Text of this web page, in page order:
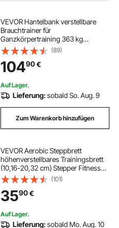
VEVOR Hantelbank verstellbare
Brauchtrainer für
Ganzkörpertraining 363 kg
belastbar), Sit-up-Trainingsbank
Fitness Bank Flachbank mit it
Beinstrecker, Preacher-Polster,
schnelle Einstellung
(89)
10490€
Auf Lager.
Lieferung:sobald So. Aug. 9
Zum Warenkorb hinzufügen
VEVOR Aerobic Steppbrett
höhenverstellbares Trainingsbrett
(10,16-20,32 cm) Stepper Fitness
mit 250 kg Tragfähigkeit rutschfeste
Oberflächenbank für Heim-
Fitnessstudio Cardio-Krafttraining
Blau
(101)
3590€
Auf Lager.
Lieferung:sobald Mo. Aug. 10